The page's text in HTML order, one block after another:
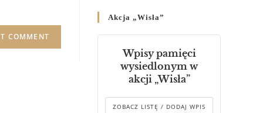
днях 2-12 липня 2024 р.”
Декрет єпископів
Перемисько-Варшавської
Митрополії стосовно
звершування Божественної
літургії
Akcja „Wisła”
Wpisy pamięci
wysiedlonym w
akcji „Wisła”
ZOBACZ LISTĘ / DODAJ WPIS